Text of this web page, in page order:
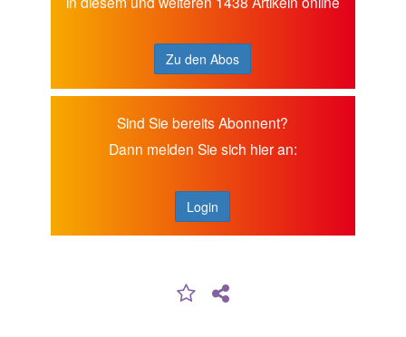
Zu den Abos
Sind Sie bereits Abonnent?
Dann melden Sie sich hier an:
Login